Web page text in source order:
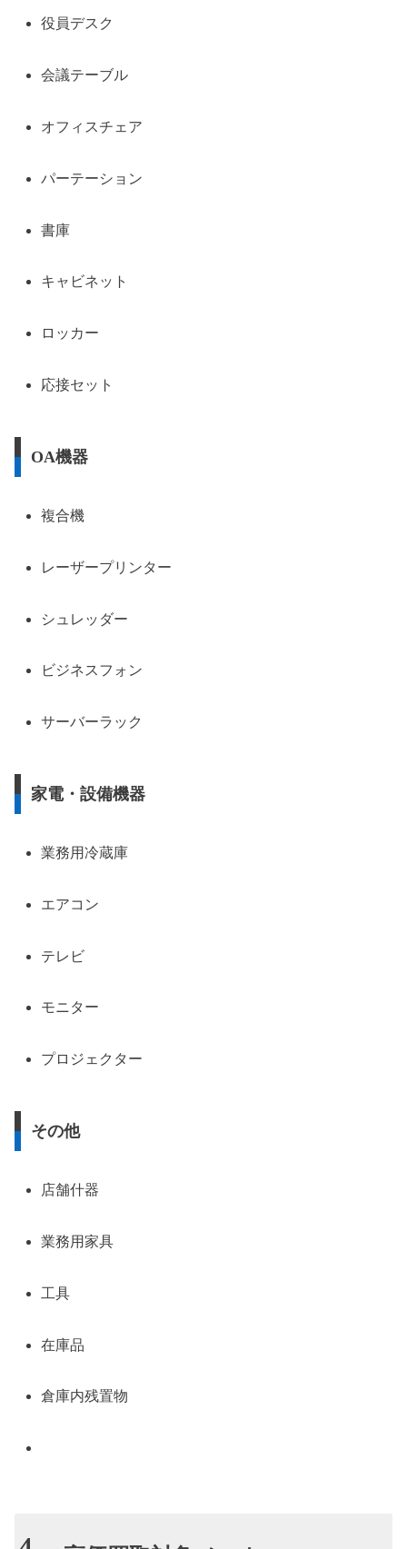
役員デスク
会議テーブル
オフィスチェア
パーテーション
書庫
キャビネット
ロッカー
応接セット
OA機器
複合機
レーザープリンター
シュレッダー
ビジネスフォン
サーバーラック
家電・設備機器
業務用冷蔵庫
エアコン
テレビ
モニター
プロジェクター
その他
店舗什器
業務用家具
工具
在庫品
倉庫内残置物